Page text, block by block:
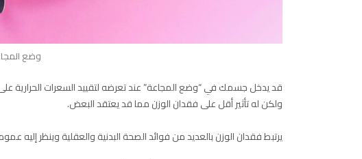
وضع
قد يدخل جسمك في “وضع المجاعة” عند تعرضه لتقييد السعرات الحرارية على
ولكن له تأثير أقل على فقدان الوزن مما قد يعتقد البعض.
يرتبط فقدان الوزن بالعديد من فوائد الصحة البدنية والعقلية وينظر إليه